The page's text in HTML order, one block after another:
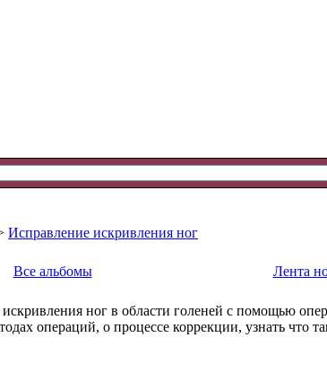
Исправление искривления ног
Все альбомы Лента
ног в области голеней с помощью
операций, о процессе коррекции, узнать что